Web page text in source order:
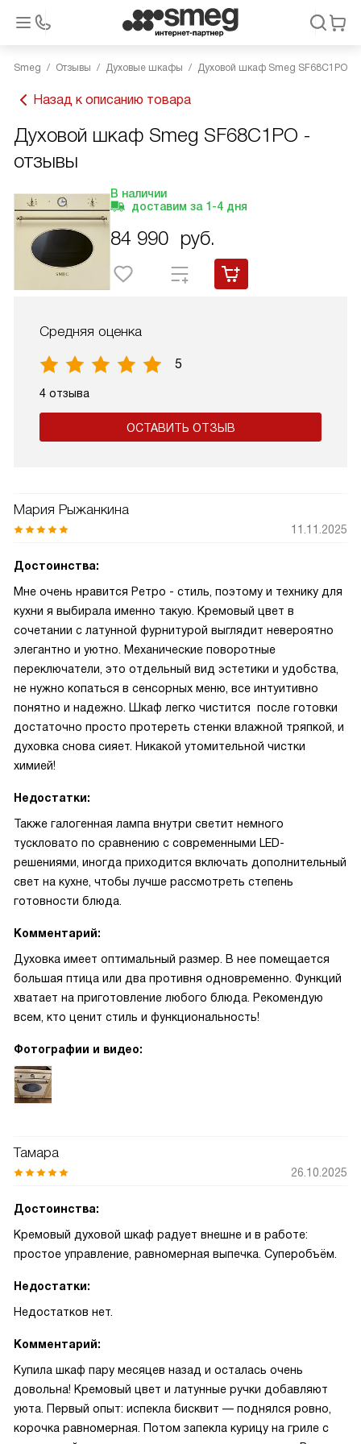
Smeg Отзывы Духовые шкафы Духовой шкаф Smeg SF68C1PO
Назад к описанию товара
Духовой шкаф Smeg SF68C1PO -
отзывы
В наличии
доставим за 1-4 дня
84 990 руб.
Средняя оценка
5
4 отзыва
ОСТАВИТЬ ОТЗЫВ
Мария Рыжанкина
11.11.2025
Достоинства:
Мне очень нравится Ретро - стиль, поэтому и технику для
кухни я выбирала именно такую. Кремовый цвет в
сочетании с латунной фурнитурой выглядит невероятно
элегантно и уютно. Механические поворотные
переключатели, это отдельный вид эстетики и удобства,
не нужно копаться в сенсорных меню, все интуитивно
понятно и надежно. Шкаф легко чистится после готовки
достаточно просто протереть стенки влажной тряпкой, и
духовка снова сияет. Никакой утомительной чистки
химией!
Недостатки:
Также галогенная лампа внутри светит немного
тускловато по сравнению с современными LED-
решениями, иногда приходится включать дополнительный
свет на кухне, чтобы лучше рассмотреть степень
готовности блюда.
Комментарий:
Духовка имеет оптимальный размер. В нее помещается
большая птица или два противня одновременно. Функций
хватает на приготовление любого блюда. Рекомендую
всем, кто ценит стиль и функциональность!
Фотографии и видео:
Тамара
26.10.2025
Достоинства:
Кремовый духовой шкаф радует внешне и в работе:
простое управление, равномерная выпечка. Суперобъём.
Недостатки:
Недостатков нет.
Комментарий:
Купила шкаф пару месяцев назад и осталась очень
довольна! Кремовый цвет и латунные ручки добавляют
уюта. Первый опыт: испекла бисквит — поднялся ровно,
корочка равномерная. Потом запекла курицу на гриле с